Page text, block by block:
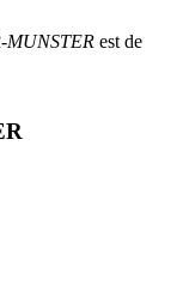
MUNSTER est de